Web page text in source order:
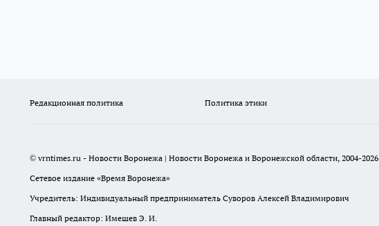
Редакционная политика Политика этики
© vrntimes.ru - Новости Воронежа | Новости Воронежа и Воронежской области, 2004-2026
Сетевое издание «Время Воронежа»
Учредитель: Индивидуальный предприниматель Суворов Алексей Владимирович
Главный редактор: Имешев Э. И.